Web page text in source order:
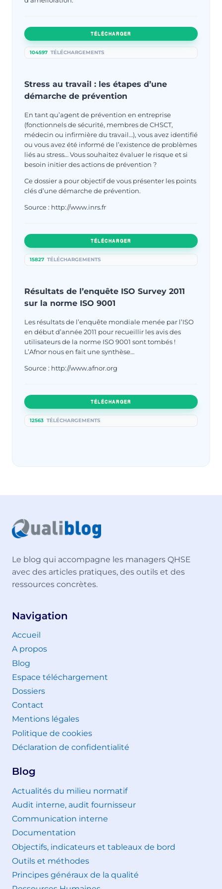
TÉLÉCHARGER
104597 TÉLÉCHARGEMENTS
Stress au travail : les étapes d’une
démarche de prévention
En tant qu’agent de prévention en entreprise
(fonctionnels de sécurité, membres de CHSCT,
médecin ou infirmière du travail…), vous avez identifié
ou vous avez été informé de l’existence de problèmes
liés au stress… Vous souhaitez évaluer le risque et si
besoin initier des actions de prévention ?
Ce dossier a pour objectif de vous présenter les points
clés d’une démarche de prévention.
Source : http://www.inrs.fr
TÉLÉCHARGER
15827 TÉLÉCHARGEMENTS
Résultats de l’enquête ISO Survey 2011
sur la norme ISO 9001
Les résultats de l’enquête mondiale menée par l’ISO
en début d’année 2011 pour recueillir les avis des
utilisateurs de la norme ISO 9001 sont tombés !
L’Afnor nous en fait une synthèse…
Source : http://www.afnor.org
TÉLÉCHARGER
12563 TÉLÉCHARGEMENTS
Le blog qui accompagne les managers QHSE
avec des articles pratiques, des outils et des
ressources concrètes.
Navigation
Accueil
A propos
Blog
Espace téléchargement
Dossiers
Contact
Mentions légales
Politique de cookies
Déclaration de confidentialité
Blog
Actualités du milieu normatif
Audit interne, audit fournisseur
Communication interne
Documentation
Objectifs, indicateurs et tableaux de bord
Outils et méthodes
Principes généraux de la qualité